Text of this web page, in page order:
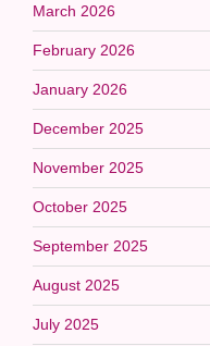
March 2026
February 2026
January 2026
December 2025
November 2025
October 2025
September 2025
August 2025
July 2025